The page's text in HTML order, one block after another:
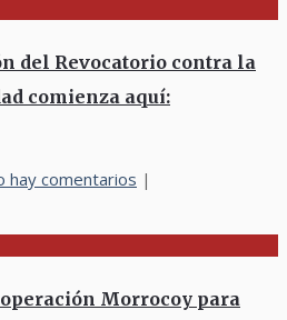
del Revocatorio contra la
comienza aquí:
hay comentarios |
Morrocoy para